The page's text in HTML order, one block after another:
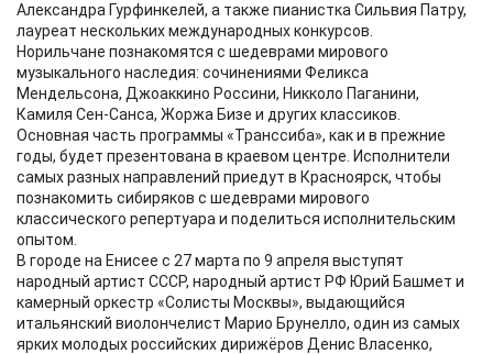
Александра Гурфинкелей, а также пианистка Сильвия Патру,
лауреат нескольких международных конкурсов.
Норильчане познакомятся с шедеврами мирового
музыкального наследия: сочинениями Феликса
Мендельсона, Джоаккино Россини, Никколо Паганини,
Камиля Сен-Санса, Жоржа Бизе и других классиков.
Основная часть программы «Транссиба», как и в прежние
годы, будет презентована в краевом центре. Исполнители
самых разных направлений приедут в Красноярск, чтобы
познакомить сибиряков с шедеврами мирового
классического репертуара и поделиться исполнительским
опытом.
В городе на Енисее с 27 марта по 9 апреля выступят
народный артист СССР, народный артист РФ Юрий Башмет и
камерный оркестр «Солисты Москвы», выдающийся
итальянский виолончелист Марио Брунелло, один из самых
ярких молодых российских дирижёров Денис Власенко,